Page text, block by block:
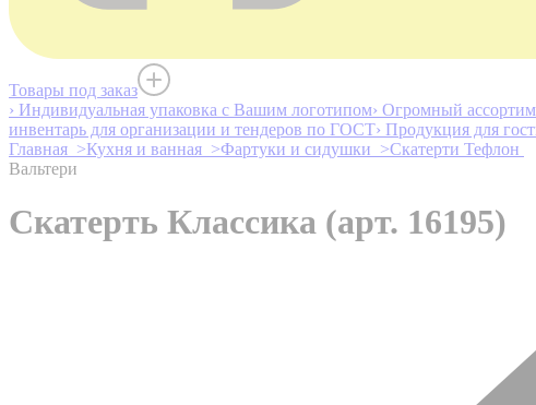
Товары под заказ
› Индивидуальная упаковка с Вашим логотипом› Огромный
инвентарь для организации и тендеров по ГОСТ› Продукция для
Главная >Кухня и ванная >Фартуки и сидушки >Скатерти Тефлон
Вальтери
Скатерть Классика (арт. 16195)